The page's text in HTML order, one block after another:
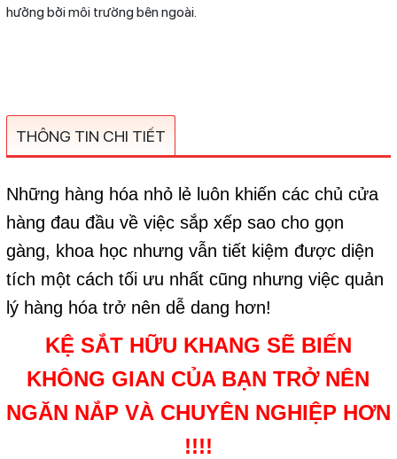
hưởng bởi môi trường bên ngoài.
THÔNG TIN CHI TIẾT
Những hàng hóa nhỏ lẻ luôn khiến các chủ cửa
hàng đau đầu về việc sắp xếp sao cho gọn
gàng, khoa học nhưng vẫn tiết kiệm được diện
tích một cách tối ưu nhất cũng nhưng việc quản
lý hàng hóa trở nên dễ dang hơn!
KỆ SẮT HỮU KHANG SẼ BIẾN
KHÔNG GIAN CỦA BẠN TRỞ NÊN
NGĂN NẮP VÀ CHUYÊN NGHIỆP HƠN
!!!!